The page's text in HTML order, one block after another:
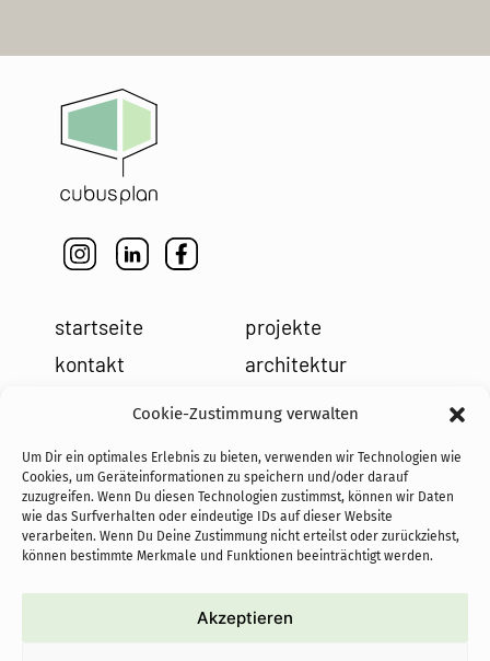
Cookie-Zustimmung verwalten
Um Dir ein optimales Erlebnis zu bieten, verwenden wir Technologien wie
Cookies, um Geräteinformationen zu speichern und/oder darauf
zuzugreifen. Wenn Du diesen Technologien zustimmst, können wir Daten
wie das Surfverhalten oder eindeutige IDs auf dieser Website
verarbeiten. Wenn Du Deine Zustimmung nicht erteilst oder zurückziehst,
können bestimmte Merkmale und Funktionen beeinträchtigt werden.
Akzeptieren
startseite
projekte
kontakt
architektur
leistungen
cookies
team
news